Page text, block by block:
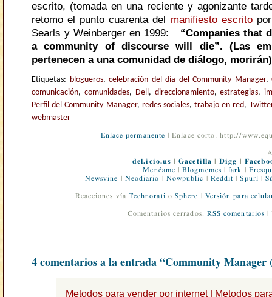
escrito, (tomada en una reciente y agonizante
retomo el
punto cuarenta del manifiesto escrito
Searls y Weinberger en 1999:
“Companies that
a community of discourse will die”. (Las
pertenecen a una comunidad de diálogo, morirán)
Etiquetas: blogueros,celebración del día del Community Manager,
comunicación, comunidades, Dell, direccionamiento,estrategias,
Perfil del Community Manager, redes sociales,trabajo en red,
webmaster
Enlace permanente | Enlace corto: http://
del.icio.us |Gacetilla |Digg
Menéame |Blogmemes |fark
Newsvine
Neodiario Nowpublic Reddit |Spurl |
Reacciones vía Technorati o Sphere Versión para
Comentarios cerrados. RSS comentarios |
4 comentarios a la entrada “Community Manager
Metodos para vender por internet | Metodos